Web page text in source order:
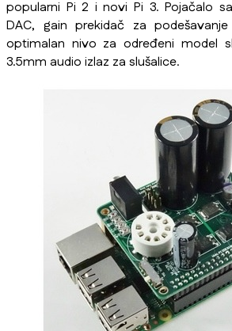
popularni Pi 2 i novi Pi 3. Pojačalo
DAC, gain prekidač za
optimalan nivo za određeni model
3.5mm audio izlaz za slušalice.